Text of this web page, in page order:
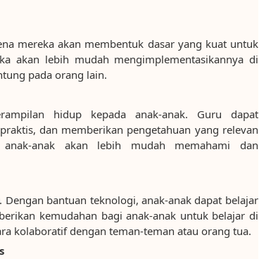
mereka akan membentuk dasar yang kuat untuk
akan lebih mudah mengimplementasikannya di
pada orang lain.
hidup kepada anak-anak. Guru dapat
dan memberikan pengetahuan yang relevan
anak akan lebih mudah memahami dan
bantuan teknologi, anak-anak dapat belajar
kemudahan bagi anak-anak untuk belajar di
kolaboratif dengan teman-teman atau orang tua.